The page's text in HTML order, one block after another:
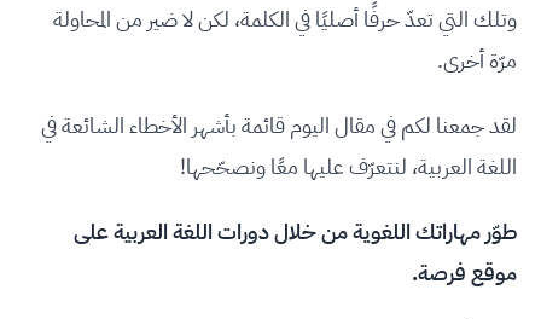
وتلك التي تعدّ حرفًا أصليًا في الكلمة، لكن لا ضير من المحاولة
مرّة أخرى.
لقد جمعنا لكم في مقال اليوم قائمة بأشهر الأخطاء الشائعة في
اللغة العربية، لنتعرّف عليها معًا ونصحّحها!
طوّر مهاراتك اللغوية من خلالدورات اللغة العربيةعلى
موقع فرصة.